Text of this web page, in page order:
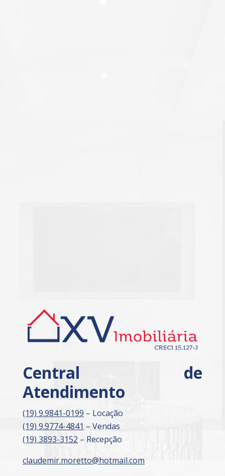
Central de
Atendimento
(19) 9.9841-0199 – Locação
(19) 9.9774-4841 – Vendas
(19) 3893-3152 – Recepção
claudemir.moretto@hotmail.com